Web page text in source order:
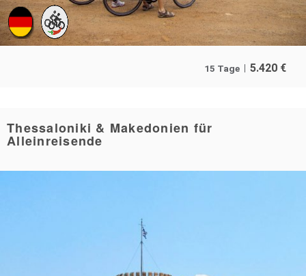
15 Tage 5.420 €
Thessaloniki & Makedonien für
Alleinreisende